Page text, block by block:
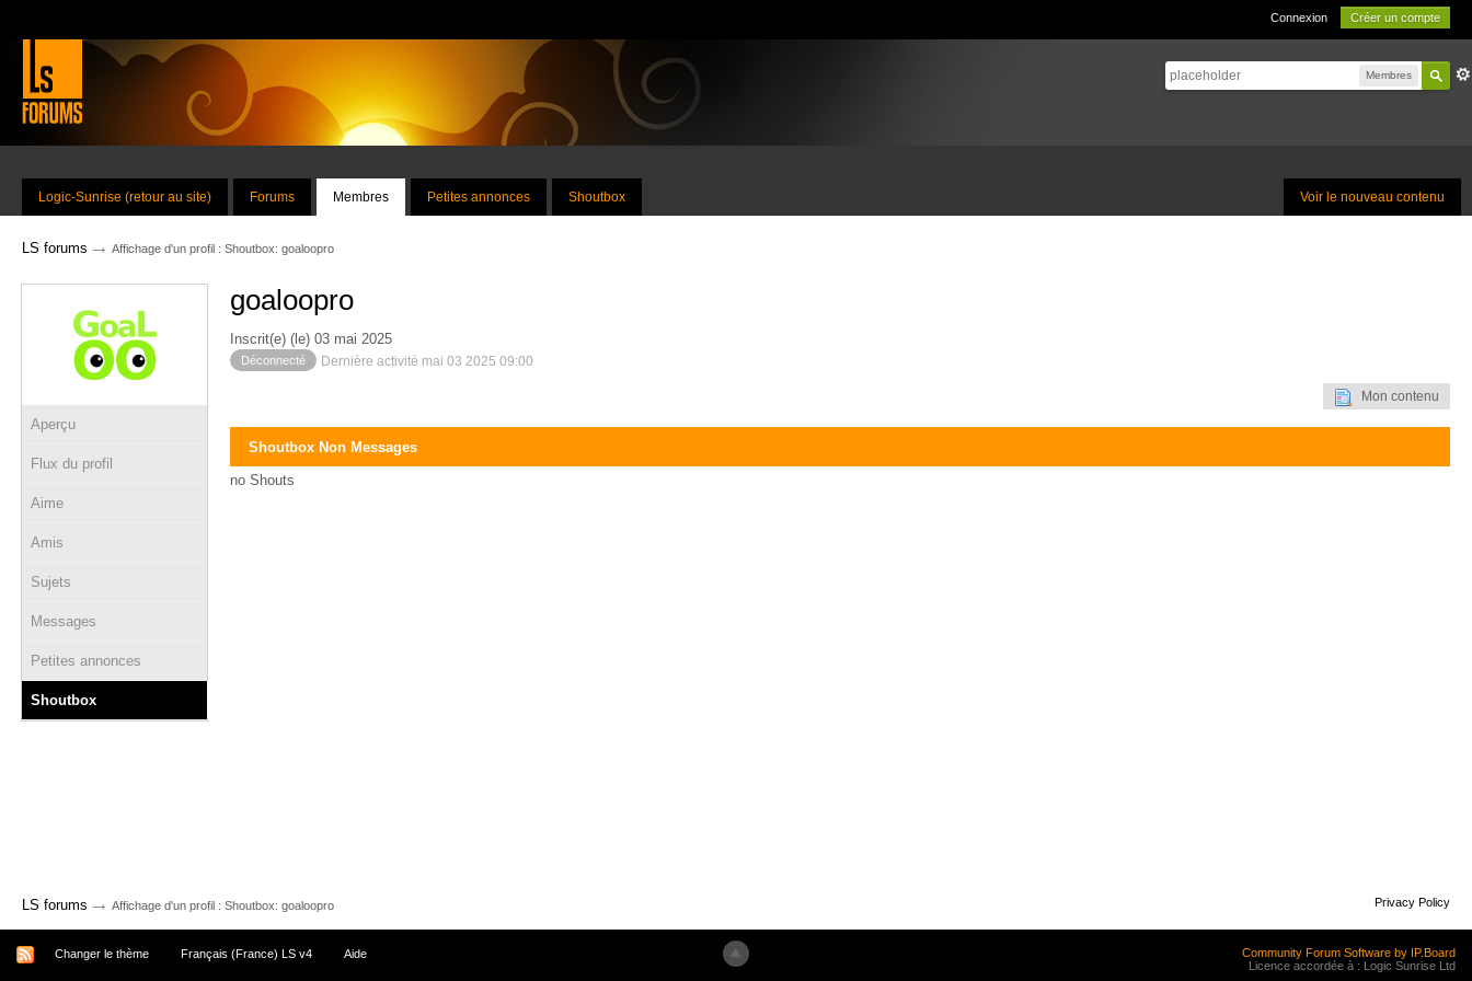
Connexion Créer un compte
Membres
Voir le nouveau contenu
Logic-Sunrise (retour au site) Forums Membres Petites annonces Shoutbox
LS forums → Affichage d'un profil : Shoutbox: goaloopro
Aperçu
Flux du profil
Aime
Amis
Sujets
Messages
Petites annonces
Shoutbox
goaloopro
Inscrit(e) (le) 03 mai 2025
Déconnecté Dernière activité mai 03 2025 09:00
Mon contenu
Shoutbox Non Messages
no Shouts
LS forums → Affichage d'un profil : Shoutbox: goaloopro Privacy Policy
Changer le thème Français (France) LS v4 Aide
Community Forum Software by IP.Board
Licence accordée à : Logic Sunrise Ltd